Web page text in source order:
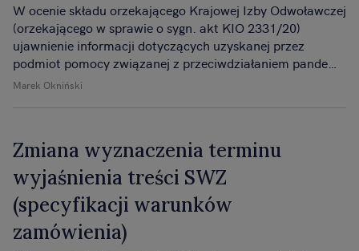
Marek Okniński
W ocenie składu orzekającego Krajowej Izby Odwoławczej
(orzekającego w sprawie o sygn. akt KIO 2331/20)
ujawnienie informacji dotyczących uzyskanej przez
podmiot pomocy związanej z przeciwdziałaniem pandemii
COVID-19 nie naruszy w żadnym aspekcie istotnych
Zmiana wyznaczenia terminu
wyjaśnienia treści SWZ
(specyfikacji warunków
zamówienia)